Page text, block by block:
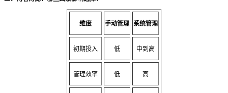
维度 手动管理 系统管理
初期投入 低 中到高
管理效率 低 高